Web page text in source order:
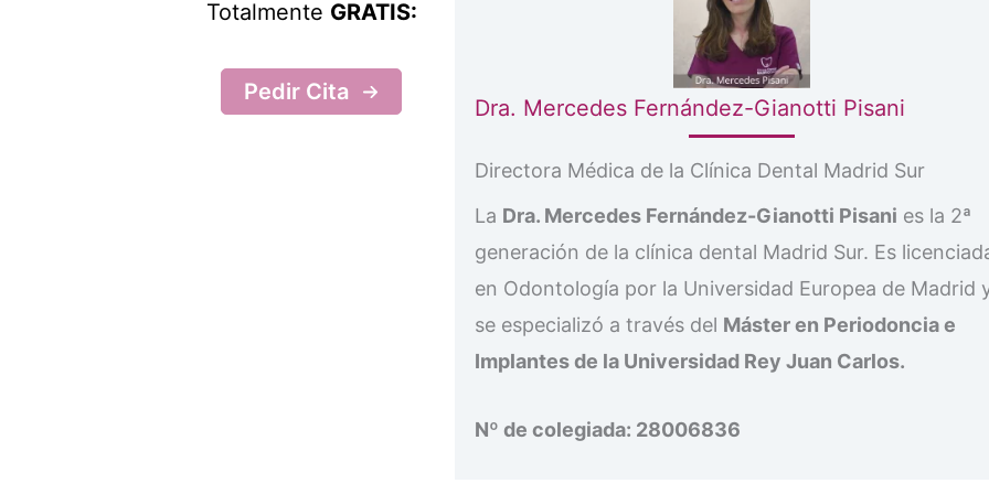
Totalmente GRATIS:
Pedir Cita
Dra. Mercedes Fernández-Gianotti Pisani
Directora Médica de la Clínica Dental Madrid Sur
La Dra. Mercedes Fernández-Gianotti Pisani es la 2ª
generación de la clínica dental Madrid Sur. Es
en Odontología por la Universidad Europea de Madrid
se especializó a través del Máster en Periodoncia e
Implantes de la Universidad Rey Juan Carlos.
Nº de colegiada: 28006836